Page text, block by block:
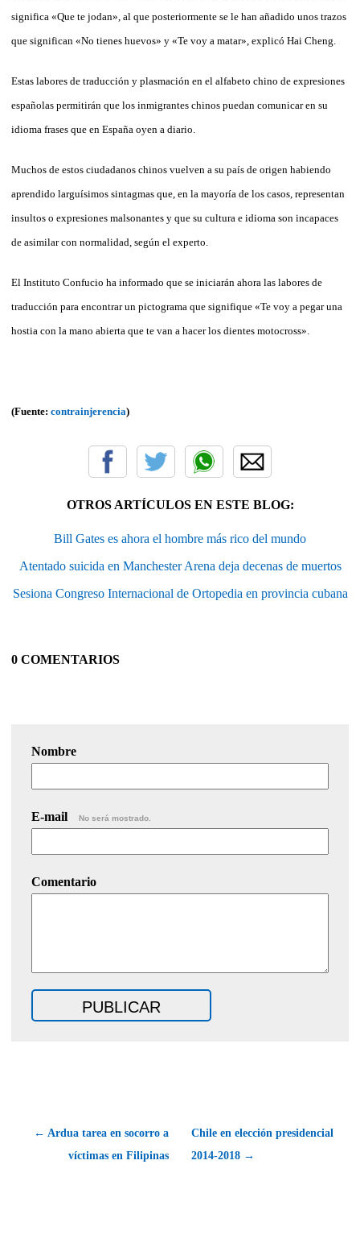
significa «Que te jodan», al que posteriormente se le han añadido unos trazos
que significan «No tienes huevos» y «Te voy a matar», explicó Hai Cheng.
Estas labores de traducción y plasmación en el alfabeto chino de expresiones
españolas permitirán que los inmigrantes chinos puedan comunicar en su
idioma frases que en España oyen a diario.
Muchos de estos ciudadanos chinos vuelven a su país de origen habiendo
aprendido larguísimos sintagmas que, en la mayoría de los casos, representan
insultos o expresiones malsonantes y que su cultura e idioma son incapaces
de asimilar con normalidad, según el experto.
El Instituto Confucio ha informado que se iniciarán ahora las labores de
traducción para encontrar un pictograma que signifique «Te voy a pegar una
hostia con la mano abierta que te van a hacer los dientes motocross».
(Fuente: contrainjerencia)
OTROS ARTÍCULOS EN ESTE BLOG:
Bill Gates es ahora el hombre más rico del mundo
Atentado suicida en Manchester Arena deja decenas de muertos
Sesiona Congreso Internacional de Ortopedia en provincia cubana
0 COMENTARIOS
Nombre
E-mail No será mostrado.
Comentario
← Ardua tarea en socorro a
víctimas en Filipinas
Chile en elección presidencial
2014-2018 →